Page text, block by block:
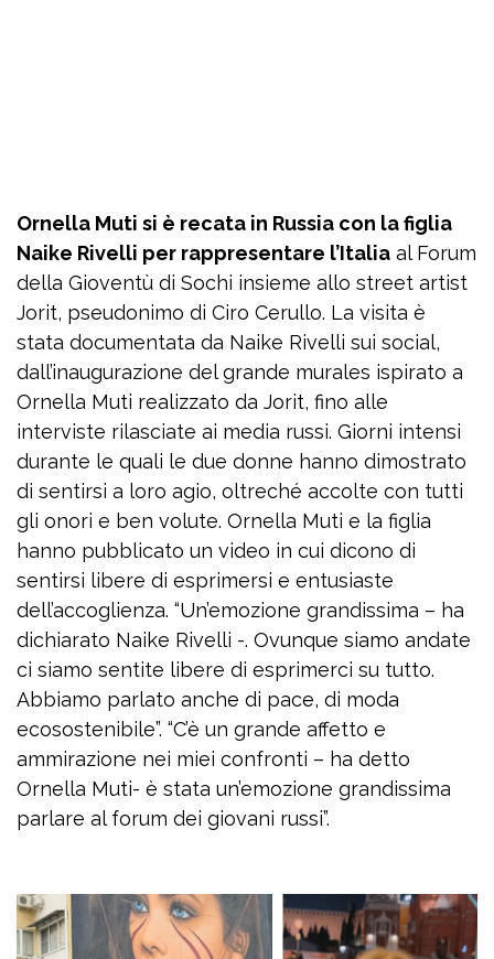
Ornella Muti si è recata in Russia con la figlia
Naike Rivelli per rappresentare l’Italia al Forum
della Gioventù di Sochi insieme allo street artist
Jorit, pseudonimo di Ciro Cerullo. La visita è
stata documentata da Naike Rivelli sui social,
dall’inaugurazione del grande murales ispirato a
Ornella Muti realizzato da Jorit, fino alle
interviste rilasciate ai media russi. Giorni intensi
durante le quali le due donne hanno dimostrato
di sentirsi a loro agio, oltreché accolte con tutti
gli onori e ben volute. Ornella Muti e la figlia
hanno pubblicato un video in cui dicono di
sentirsi libere di esprimersi e entusiaste
dell’accoglienza. “Un’emozione grandissima – ha
dichiarato Naike Rivelli -. Ovunque siamo andate
ci siamo sentite libere di esprimerci su tutto.
Abbiamo parlato anche di pace, di moda
ecosostenibile”. “C’è un grande affetto e
ammirazione nei miei confronti – ha detto
Ornella Muti- è stata un’emozione grandissima
parlare al forum dei giovani russi”.